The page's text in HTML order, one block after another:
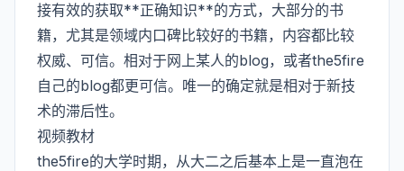
接有效的获取**正确知识**的方式，大部分的书
籍，尤其是领域内口碑比较好的书籍，内容都比较
权威、可信。相对于网上某人的blog，或者the5fire
自己的blog都更可信。唯一的确定就是相对于新技
术的滞后性。
视频教材
the5fire的大学时期，从大二之后基本上是一直泡在